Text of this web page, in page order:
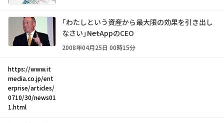
「わたしという資産から最大限の効果を引き出し
なさい」――NetAppのCEO
2008年04月25日 00時15分
https://www.it
media.co.jp/ent
erprise/articles/
0710/30/news01
1.html